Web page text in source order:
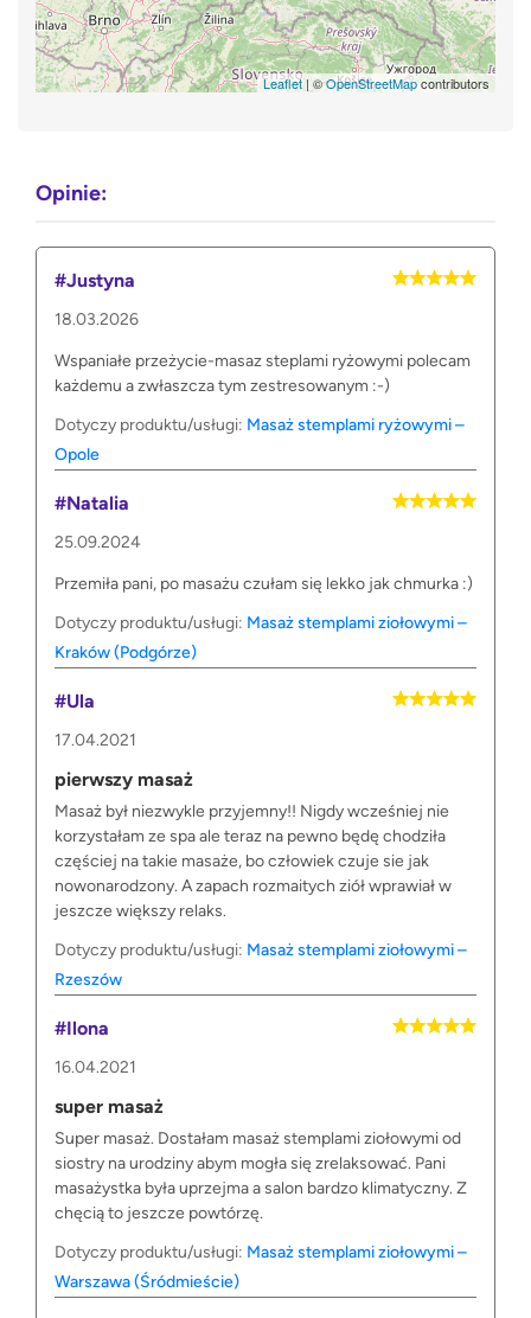
Leaflet | ©OpenStreetMapcontributors
Opinie:
#Justyna
18.03.2026
Wspaniałe przeżycie-masaz steplami ryżowymi polecam
każdemu a zwłaszcza tym zestresowanym :-)
Dotyczy produktu/usługi: Masaż stemplami ryżowymi –
Opole
#Natalia
25.09.2024
Przemiła pani, po masażu czułam się lekko jak chmurka :)
Dotyczy produktu/usługi: Masaż stemplami ziołowymi –
Kraków (Podgórze)
#Ula
17.04.2021
pierwszy masaż
Masaż był niezwykle przyjemny!! Nigdy wcześniej nie
korzystałam ze spa ale teraz na pewno będę chodziła
częściej na takie masaże, bo człowiek czuje sie jak
nowonarodzony. A zapach rozmaitych ziół wprawiał w
jeszcze większy relaks.
Dotyczy produktu/usługi: Masaż stemplami ziołowymi –
Rzeszów
#Ilona
16.04.2021
super masaż
Super masaż. Dostałam masaż stemplami ziołowymi od
siostry na urodziny abym mogła się zrelaksować. Pani
masażystka była uprzejma a salon bardzo klimatyczny. Z
chęcią to jeszcze powtórzę.
Dotyczy produktu/usługi: Masaż stemplami ziołowymi –
Warszawa (Śródmieście)